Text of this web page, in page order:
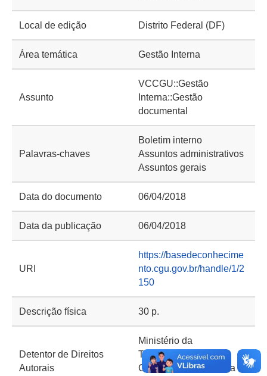
Local de edição Distrito Federal (DF)
Área temática Gestão Interna
Assunto
VCCGU::Gestão
Interna::Gestão
documental
Palavras-chaves
Boletim interno
Assuntos administrativos
Assuntos gerais
Data do documento 06/04/2018
Data da publicação 06/04/2018
URI
https://basedeconhecime
nto.cgu.gov.br/handle/1/2
150
Descrição física 30 p.
Detentor de Direitos
Autorais
Ministério da
Transparência e
Controladoria-Geral da